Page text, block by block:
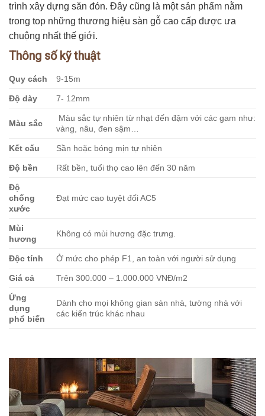
trình xây dựng săn đón. Đây cũng là một sản phẩm nằm
trong top những thương hiệu sàn gỗ cao cấp được ưa
chuộng nhất thế giới.
Thông số kỹ thuật
Quy cách 9-15m
Độ dày 7- 12mm
Màu sắc
Màu sắc tự nhiên từ nhạt đến đậm với các gam như:
vàng, nâu, đen sậm…
Kết cấu Sần hoặc bóng mịn tự nhiên
Độ bền Rất bền, tuổi thọ cao lên đến 30 năm
Độ
chống
xước
Đạt mức cao tuyệt đối AC5
Mùi
hương
Không có mùi hương đặc trưng.
Độc tính Ở mức cho phép F1, an toàn với người sử dụng
Giá cả Trên 300.000 – 1.000.000 VNĐ/m2
Ứng
dụng
phổ biến
Dành cho mọi không gian sàn nhà, tường nhà với
các kiến trúc khác nhau